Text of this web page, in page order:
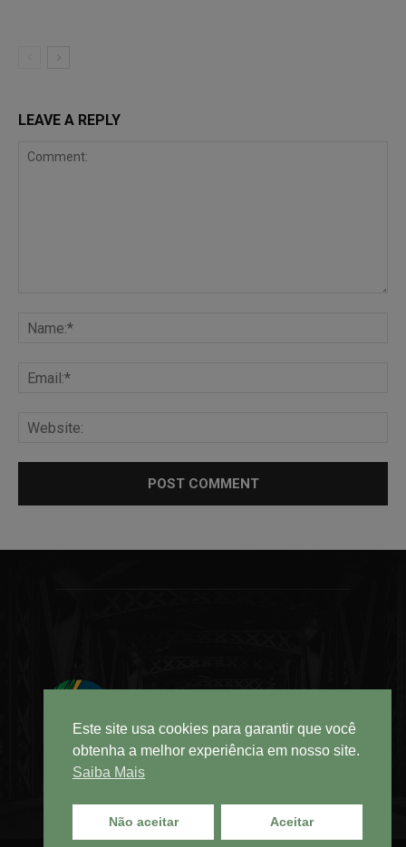
LEAVE A REPLY
Este site usa cookies para garantir que você
obtenha a melhor experiência em nosso site.
Saiba Mais
Não aceitar Aceitar